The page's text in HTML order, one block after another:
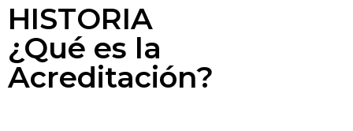
HISTORIA
¿Qué es la
Acreditación?